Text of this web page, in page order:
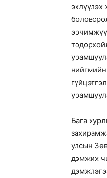
эхлүүлэх
нийгмийн
Бага
улсын
дэмжих